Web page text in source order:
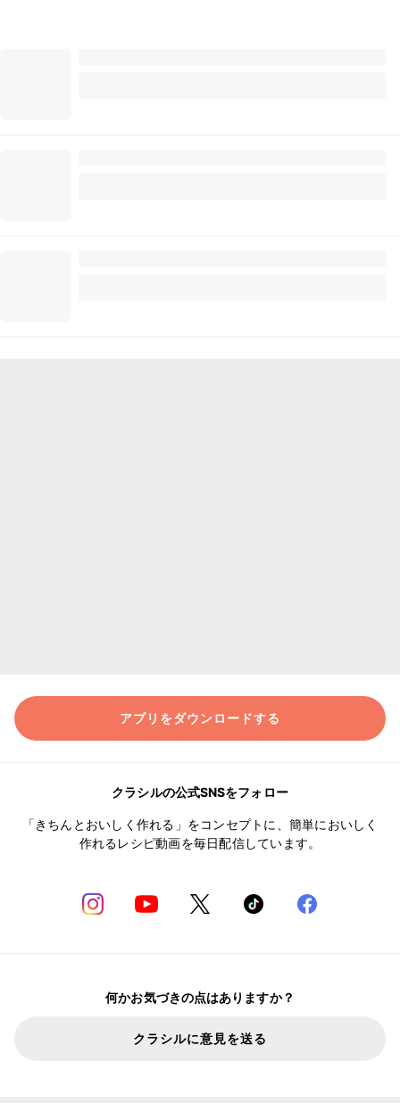
アプリをダウンロードする
クラシルの公式SNSをフォロー
「きちんとおいしく作れる」をコンセプトに、簡単においしく
作れるレシピ動画を毎日配信しています。
何かお気づきの点はありますか？
クラシルに意見を送る